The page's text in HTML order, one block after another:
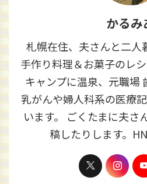
かるみ
札幌在住、夫さんと二人
手作り料理＆お菓子のレ
キャンプに温泉、元職場
乳がんや婦人科系の医療
います。 ごくたまに夫さ
稿したりします。